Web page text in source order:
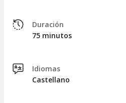
Duración
75 minutos
Idiomas
Castellano